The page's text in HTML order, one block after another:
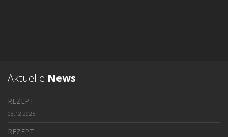
Aktuelle News
REZEPT
03.12.2025
REZEPT